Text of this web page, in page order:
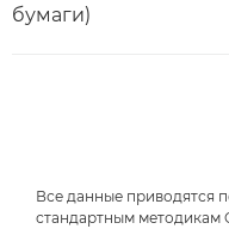
бумаги)
Все данные приводятся
стандартным методикам